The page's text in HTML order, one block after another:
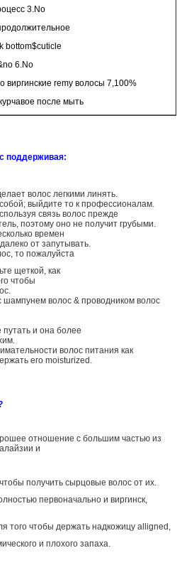
3.No
bottom$cuticle
6.No
виргинские remy волосы 7,100%
после мыть
поддерживая:
волос легкими линять.
выйдите то к профессионалам.
связь волос прежде
поэтому оно не получит грубыми.
времен
от запутывать.
то пожалуйста
щеткой, как
чтобы
шампунем волос & проводником волос
и она более
волос питания как
его moisturized.
отношение с большим частью из
и
получить сырцовые волос от их.
первоначально и виргинск,
того чтобы держать надкожицу alligned,
и плохого запаха.